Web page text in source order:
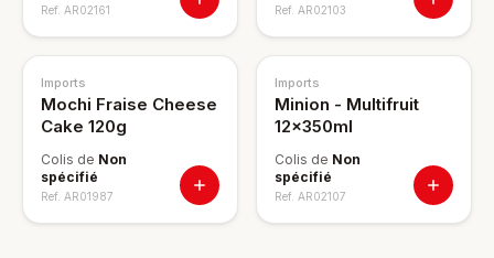
Ref. AR02161 Ref. AR02103
Imports
Mochi Fraise Cheese
Cake 120g
Colis de Non
spécifié
Ref. AR01987
Imports
Minion - Multifruit
12x350ml
Colis de Non
spécifié
Ref. AR02107